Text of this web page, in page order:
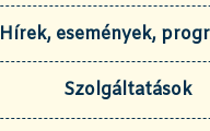
Hírek, események,
Szolgáltatások